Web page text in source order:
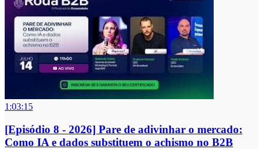
1:03:15
[Episódio 8 - 2026] Pare de adivinhar o mercado:
Como IA e dados substituem o achismo no B2B